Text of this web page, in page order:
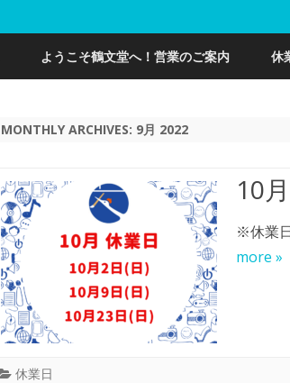
to
content
ようこそ鶴文堂へ！営業のご案内 休
MONTHLY ARCHIVES: 9月 2022
10
※休業
more »
休業日